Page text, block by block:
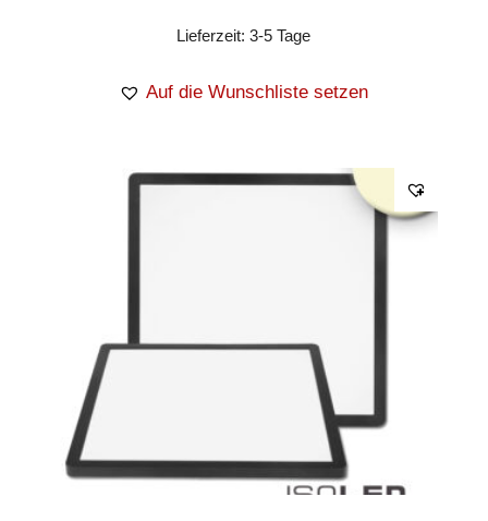
Lieferzeit:3-5 Tage
Auf die Wunschliste setzen